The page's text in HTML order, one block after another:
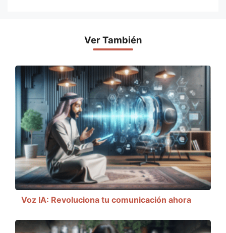
Ver También
Voz IA: Revoluciona tu comunicación ahora